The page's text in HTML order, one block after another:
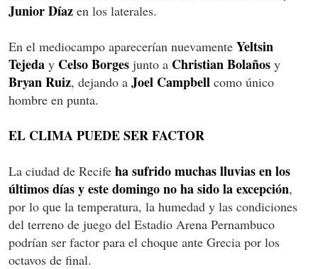
Junior Díaz en los laterales.
En el mediocampo aparecerían nuevamente Yeltsin
Tejeda y Celso Borges junto a Christian Bolaños y
Bryan Ruiz, dejando a Joel Campbell como único
hombre en punta.
EL CLIMA PUEDE SER FACTOR
La ciudad de Recife ha sufrido muchas lluvias en los
últimos días y este domingo no ha sido la excepción,
por lo que la temperatura, la humedad y las condiciones
del terreno de juego del Estadio Arena Pernambuco
podrían ser factor para el choque ante Grecia por los
octavos de final.